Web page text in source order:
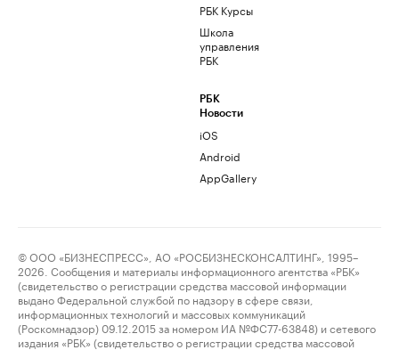
РБК Курсы
Школа
управления
РБК
РБК
Новости
iOS
Android
AppGallery
© ООО «БИЗНЕСПРЕСС», АО «РОСБИЗНЕСКОНСАЛТИНГ», 1995–
2026. Сообщения и материалы информационного агентства «РБК»
(свидетельство о регистрации средства массовой информации
выдано Федеральной службой по надзору в сфере связи,
информационных технологий и массовых коммуникаций
(Роскомнадзор) 09.12.2015 за номером ИА №ФС77-63848) и сетевого
издания «РБК» (свидетельство о регистрации средства массовой